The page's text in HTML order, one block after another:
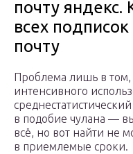
почту яндекс.
всех
почту
Проблема лишь в том,
интенсивного
в подобие чулана —
всё, но вот найти не
в приемлемые сроки.